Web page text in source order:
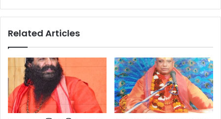
Related Articles